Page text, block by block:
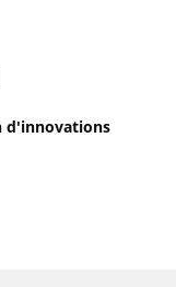
d'innovations